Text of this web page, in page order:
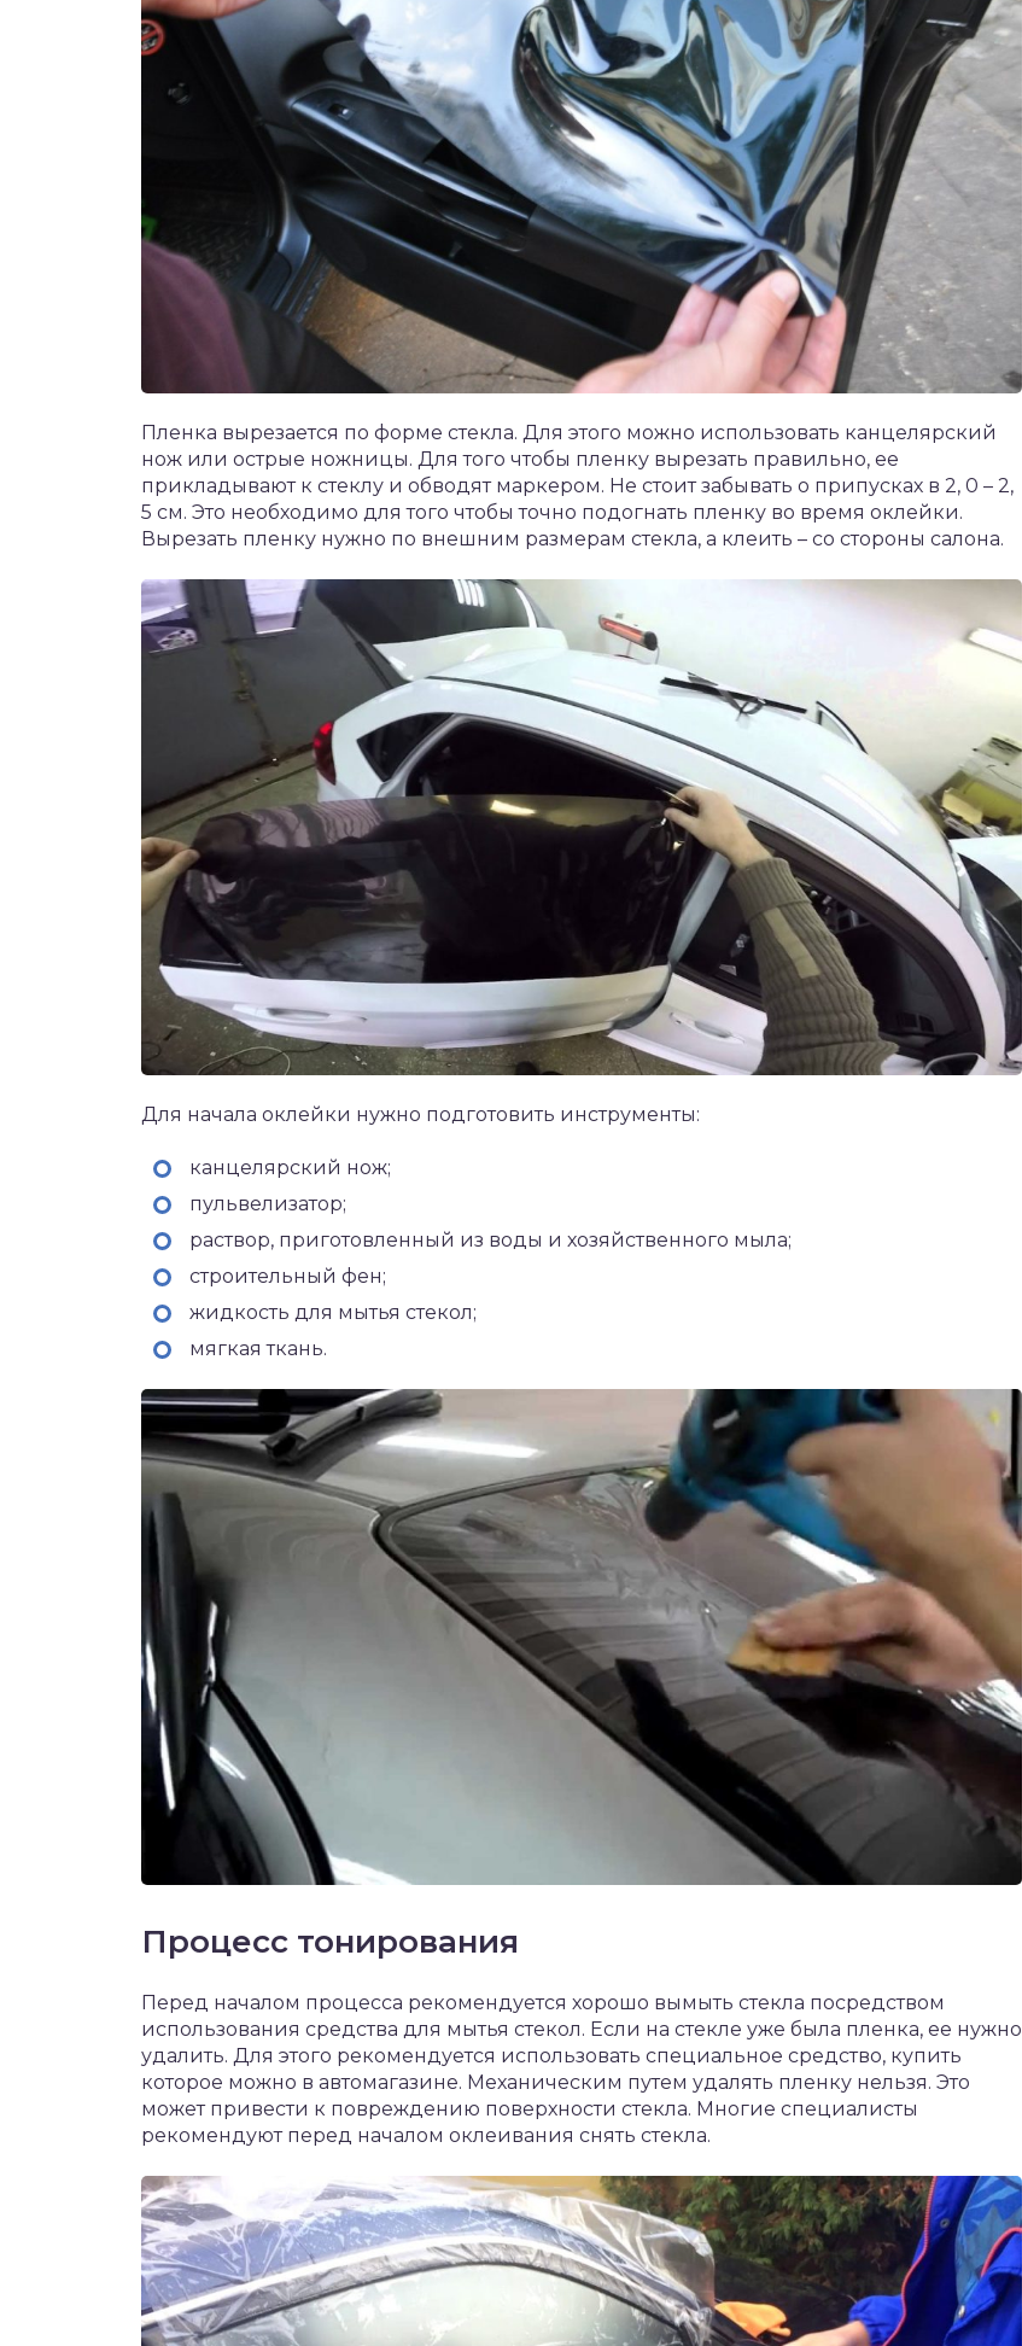
Пленка вырезается по форме стекла. Для этого можно использовать канцелярский
нож или острые ножницы. Для того чтобы пленку вырезать правильно, ее
прикладывают к стеклу и обводят маркером. Не стоит забывать о припусках в 2, 0 – 2,
5 см. Это необходимо для того чтобы точно подогнать пленку во время оклейки.
Вырезать пленку нужно по внешним размерам стекла, а клеить – со стороны салона.
Для начала оклейки нужно подготовить инструменты:
канцелярский нож;
пульвелизатор;
раствор, приготовленный из воды и хозяйственного мыла;
строительный фен;
жидкость для мытья стекол;
мягкая ткань.
Процесс тонирования
Перед началом процесса рекомендуется хорошо вымыть стекла посредством
использования средства для мытья стекол. Если на стекле уже была пленка, ее нужно
удалить. Для этого рекомендуется использовать специальное средство, купить
которое можно в автомагазине. Механическим путем удалять пленку нельзя. Это
может привести к повреждению поверхности стекла. Многие специалисты
рекомендуют перед началом оклеивания снять стекла.